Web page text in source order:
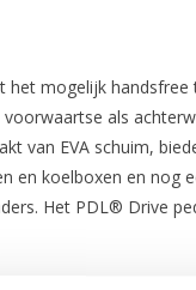
mogelijk
als
van EVA schuim,
en koelboxen en nog
Het PDL® Drive